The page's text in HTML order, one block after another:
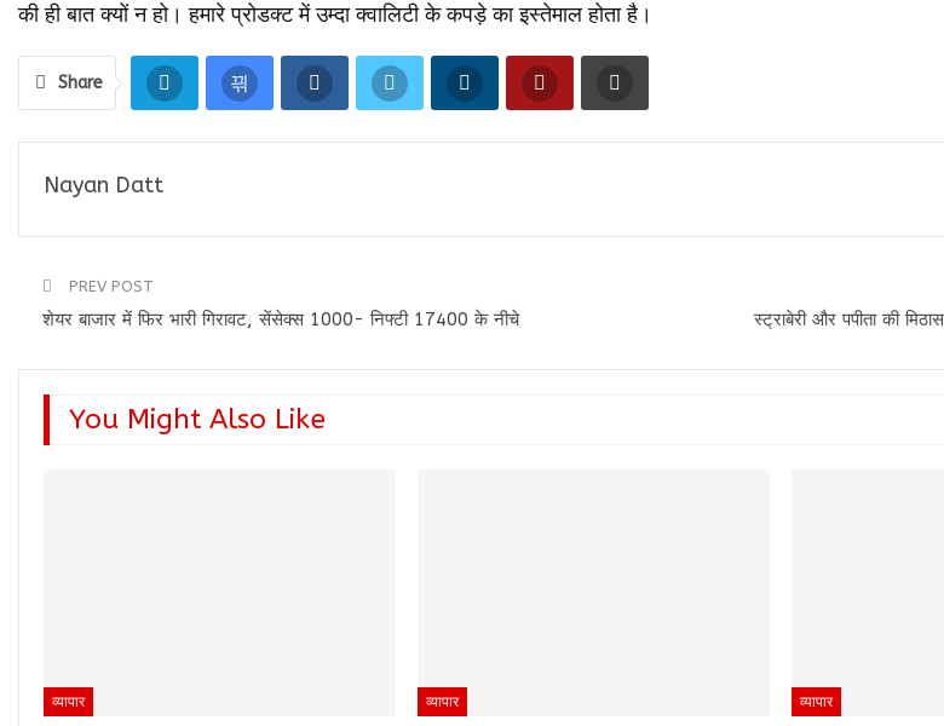
की ही बात क्‍यों न हो। हमारे प्रोडक्‍ट में उम्‍दा क्‍वालिटी के कपड़े का इस्‍तेमाल होता है।
Share
Nayan Datt
PREV POST
शेयर बाजार में फिर भारी गिरावट, सेंसेक्स 1000- निफ्टी 17400 के नीचे स्ट्राबेरी और पपीता की
You Might Also Like
व्यापार व्यापार व्यापार